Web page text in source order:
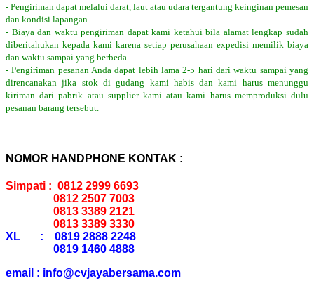
- Pengiriman dapat melalui darat, laut atau udara tergantung keinginan pemesan
dan kondisi lapangan.
- Biaya dan waktu pengiriman dapat kami ketahui bila alamat lengkap sudah
diberitahukan kepada kami karena setiap perusahaan expedisi memilik biaya
dan waktu sampai yang berbeda.
- Pengiriman pesanan Anda dapat lebih lama 2-5 hari dari waktu sampai yang
direncanakan jika stok di gudang kami habis dan kami harus menunggu
kiriman dari pabrik atau supplier kami atau kami harus memproduksi dulu
pesanan barang tersebut.
NOMOR HANDPHONE KONTAK :
Simpati : 0812 2999 6693
0812 2507 7003
0813 3389 2121
0813 3389 3330
XL : 0819 2888 2248
0819 1460 4888
email : info@cvjayabersama.com